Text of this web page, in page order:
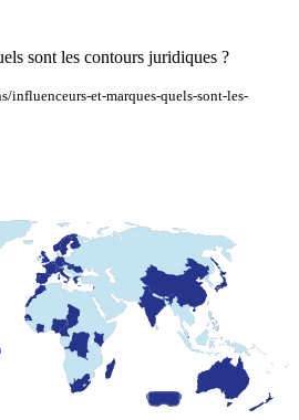
sont les contours juridiques ?
et-marques-quels-sont-les-